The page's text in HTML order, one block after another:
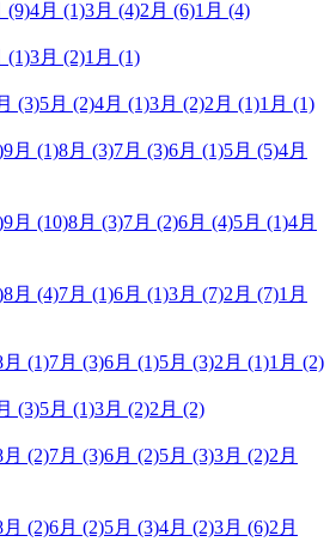
(9)4月 (1)3月 (4)2月 (6)1月 (4)
(1)3月 (2)1月 (1)
(3)5月 (2)4月 (1)3月 (2)2月 (1)1月 (1)
9月 (1)8月 (3)7月 (3)6月 (1)5月 (5)4月
9月 (10)8月 (3)7月 (2)6月 (4)5月 (1)4月
8月 (4)7月 (1)6月 (1)3月 (7)2月 (7)1月
(1)7月 (3)6月 (1)5月 (3)2月 (1)1月 (2)
(3)5月 (1)3月 (2)2月 (2)
(2)7月 (3)6月 (2)5月 (3)3月 (2)2月
(2)6月 (2)5月 (3)4月 (2)3月 (6)2月